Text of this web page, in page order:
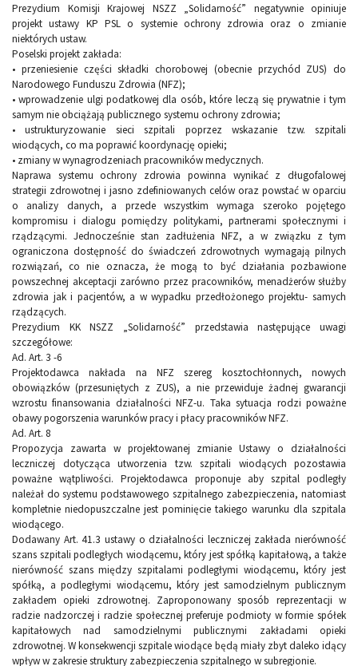
Prezydium Komisji Krajowej NSZZ „Solidarność” negatywnie opiniuje
projekt ustawy KP PSL o systemie ochrony zdrowia oraz o zmianie
niektórych ustaw.
Poselski projekt zakłada:
• przeniesienie części składki chorobowej (obecnie przychód ZUS) do
Narodowego Funduszu Zdrowia (NFZ);
• wprowadzenie ulgi podatkowej dla osób, które leczą się prywatnie i tym
samym nie obciążają publicznego systemu ochrony zdrowia;
• ustrukturyzowanie sieci szpitali poprzez wskazanie tzw. szpitali
wiodących, co ma poprawić koordynację opieki;
• zmiany w wynagrodzeniach pracowników medycznych.
Naprawa systemu ochrony zdrowia powinna wynikać z długofalowej
strategii zdrowotnej i jasno zdefiniowanych celów oraz powstać w oparciu
o analizy danych, a przede wszystkim wymaga szeroko pojętego
kompromisu i dialogu pomiędzy politykami, partnerami społecznymi i
rządzącymi. Jednocześnie stan zadłużenia NFZ, a w związku z tym
ograniczona dostępność do świadczeń zdrowotnych wymagają pilnych
rozwiązań, co nie oznacza, że mogą to być działania pozbawione
powszechnej akceptacji zarówno przez pracowników, menadżerów służby
zdrowia jak i pacjentów, a w wypadku przedłożonego projektu- samych
rządzących.
Prezydium KK NSZZ „Solidarność” przedstawia następujące uwagi
szczegółowe:
Ad. Art. 3 -6
Projektodawca nakłada na NFZ szereg kosztochłonnych, nowych
obowiązków (przesuniętych z ZUS), a nie przewiduje żadnej gwarancji
wzrostu finansowania działalności NFZ-u. Taka sytuacja rodzi poważne
obawy pogorszenia warunków pracy i płacy pracowników NFZ.
Ad. Art. 8
Propozycja zawarta w projektowanej zmianie Ustawy o działalności
leczniczej dotycząca utworzenia tzw. szpitali wiodących pozostawia
poważne wątpliwości. Projektodawca proponuje aby szpital podległy
należał do systemu podstawowego szpitalnego zabezpieczenia, natomiast
kompletnie niedopuszczalne jest pominięcie takiego warunku dla szpitala
wiodącego.
Dodawany Art. 41.3 ustawy o działalności leczniczej zakłada nierówność
szans szpitali podległych wiodącemu, który jest spółką kapitałową, a także
nierówność szans między szpitalami podległymi wiodącemu, który jest
spółką, a podległymi wiodącemu, który jest samodzielnym publicznym
zakładem opieki zdrowotnej. Zaproponowany sposób reprezentacji w
radzie nadzorczej i radzie społecznej preferuje podmioty w formie spółek
kapitałowych nad samodzielnymi publicznymi zakładami opieki
zdrowotnej. W konsekwencji szpitale wiodące będą miały zbyt daleko idący
wpływ w zakresie struktury zabezpieczenia szpitalnego w subregionie.